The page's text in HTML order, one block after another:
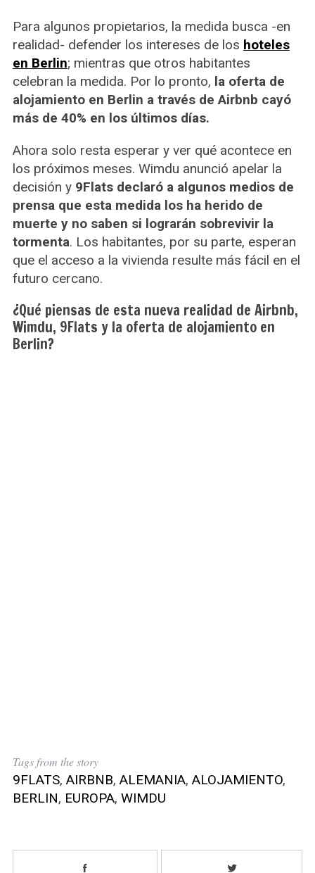
Para algunos propietarios, la medida busca -en
realidad- defender los intereses de los hoteles
en Berlin; mientras que otros habitantes
celebran la medida. Por lo pronto, la oferta de
alojamiento en Berlin a través de Airbnb cayó
más de 40% en los últimos días.
Ahora solo resta esperar y ver qué acontece en
los próximos meses. Wimdu anunció apelar la
decisión y 9Flats declaró a algunos medios de
prensa que esta medida los ha herido de
muerte y no saben si lograrán sobrevivir la
tormenta. Los habitantes, por su parte, esperan
que el acceso a la vivienda resulte más fácil en el
futuro cercano.
¿Qué piensas de esta nueva realidad de Airbnb,
Wimdu, 9Flats y la oferta de alojamiento en
Berlin?
Tags from the story
9FLATS, AIRBNB, ALEMANIA, ALOJAMIENTO,
BERLIN, EUROPA, WIMDU
S
e
r
c
h
o
r
: